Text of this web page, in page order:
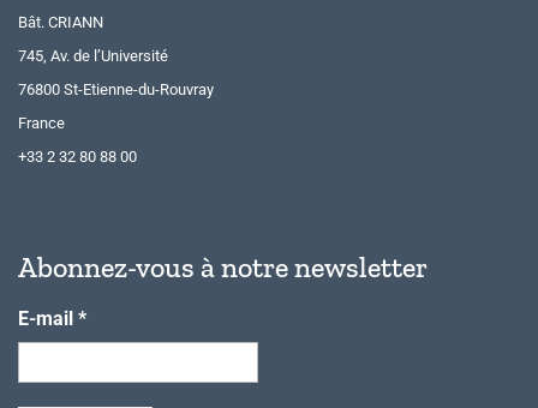
Bât. CRIANN
745, Av. de l’Université
76800 St-Etienne-du-Rouvray
France
+33 2 32 80 88 00
Abonnez-vous à notre newsletter
E-mail *